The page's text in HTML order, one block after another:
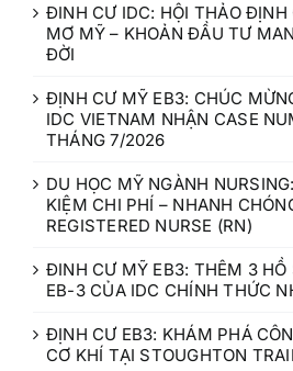
ĐINH CƯ IDC: HỘI THẢO ĐỊNH
MƠ MỸ – KHOẢN ĐẦU TƯ
ĐỜI
ĐỊNH CƯ MỸ EB3: CHÚC
IDC VIETNAM NHẬN CASE
THÁNG 7/2026
DU HỌC MỸ NGÀNH
KIỆM CHI PHÍ – NHANH
REGISTERED NURSE (RN)
ĐINH CƯ MỸ EB3: THÊM 3
EB-3 CỦA IDC CHÍNH THỨC
ĐỊNH CƯ EB3: KHÁM PHÁ
CƠ KHÍ TẠI STOUGHTON